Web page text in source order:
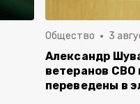
Общество 3
Александр
ветеранов СВО
переведены в